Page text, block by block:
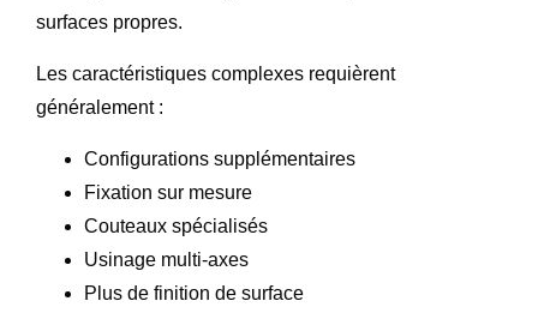
surfaces propres.
Les caractéristiques complexes requièrent
généralement :
Configurations supplémentaires
Fixation sur mesure
Couteaux spécialisés
Usinage multi-axes
Plus de finition de surface